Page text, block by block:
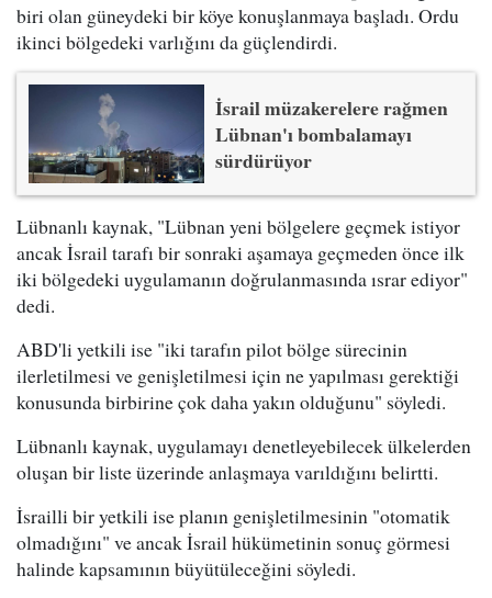
biri olan güneydeki bir köye konuşlanmaya başladı. Ordu
ikinci bölgedeki varlığını da güçlendirdi.
İsrail müzakerelere rağmen
Lübnan'ı bombalamayı
sürdürüyor
Lübnanlı kaynak, "Lübnan yeni bölgelere geçmek istiyor
ancak İsrail tarafı bir sonraki aşamaya geçmeden önce ilk
iki bölgedeki uygulamanın doğrulanmasında ısrar ediyor"
dedi.
ABD'li yetkili ise "iki tarafın pilot bölge sürecinin
ilerletilmesi ve genişletilmesi için ne yapılması gerektiği
konusunda birbirine çok daha yakın olduğunu" söyledi.
Lübnanlı kaynak, uygulamayı denetleyebilecek ülkelerden
oluşan bir liste üzerinde anlaşmaya varıldığını belirtti.
İsrailli bir yetkili ise planın genişletilmesinin "otomatik
olmadığını" ve ancak İsrail hükümetinin sonuç görmesi
halinde kapsamının büyütüleceğini söyledi.